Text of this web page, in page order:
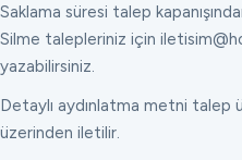
Saklama süresi talep
Silme talepleriniz için
yazabilirsiniz.
Detaylı aydınlatma metni talep
üzerinden iletilir.